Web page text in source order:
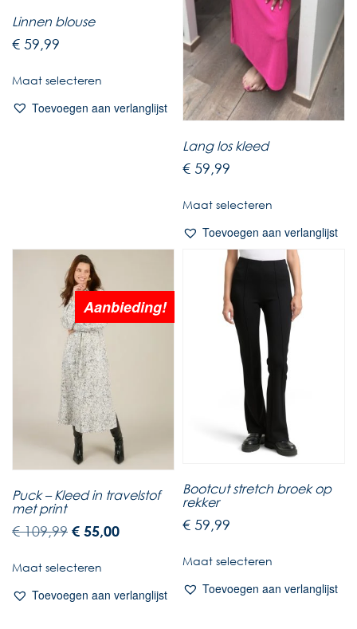
Linnen blouse
€ 59,99
Maat selecteren
Toevoegen aan verlanglijst
Lang los kleed
€ 59,99
Maat selecteren
Toevoegen aan verlanglijst
Aanbieding!
Puck – Kleed in travelstof
met print
€109,99 € 55,00
Maat selecteren
Toevoegen aan verlanglijst
Bootcut stretch broek op
rekker
€ 59,99
Maat selecteren
Toevoegen aan verlanglijst